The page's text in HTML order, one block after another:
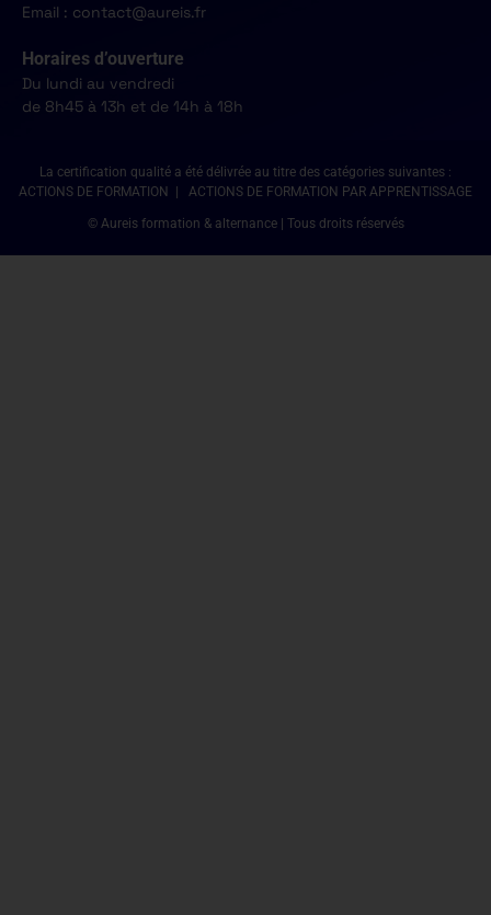
Email : contact@aureis.fr
Horaires d’ouverture
Du lundi au vendredi
de 8h45 à 13h et de 14h à 18h
La certification qualité a été délivrée au titre des catégories suivantes :
ACTIONS DE FORMATION | ACTIONS DE FORMATION PAR APPRENTISSAGE
© Aureis formation & alternance | Tous droits réservés